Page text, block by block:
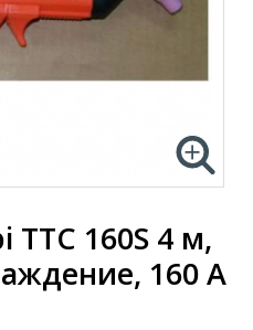
TTC 160S 4 м,
160 А